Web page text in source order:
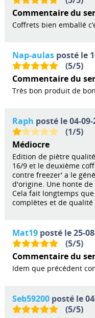
Commentaire du
Coffrets bien emballé
Nap-aulasposté le
(5/5)
Commentaire du
Très bon produit de
Raph posté le 04-
(1/5)
Médiocre
Edition de piètre
16/9 et le deuxième
contre freezer' a le
d'origine. Une honte
Cela fait longtemps
complètes et de
Mat19posté le 25-
(5/5)
Commentaire du
Idem que précédent
Seb59200posté le
(5/5)